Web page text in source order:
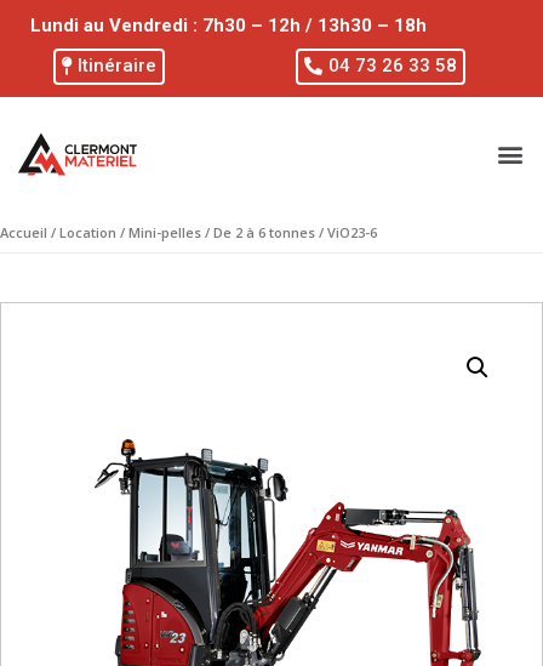
Lundi au Vendredi : 7h30 – 12h / 13h30 – 18h
Itinéraire
04 73 26 33 58
Accueil / Location / Mini-pelles / De 2 à 6 tonnes / ViO23-6